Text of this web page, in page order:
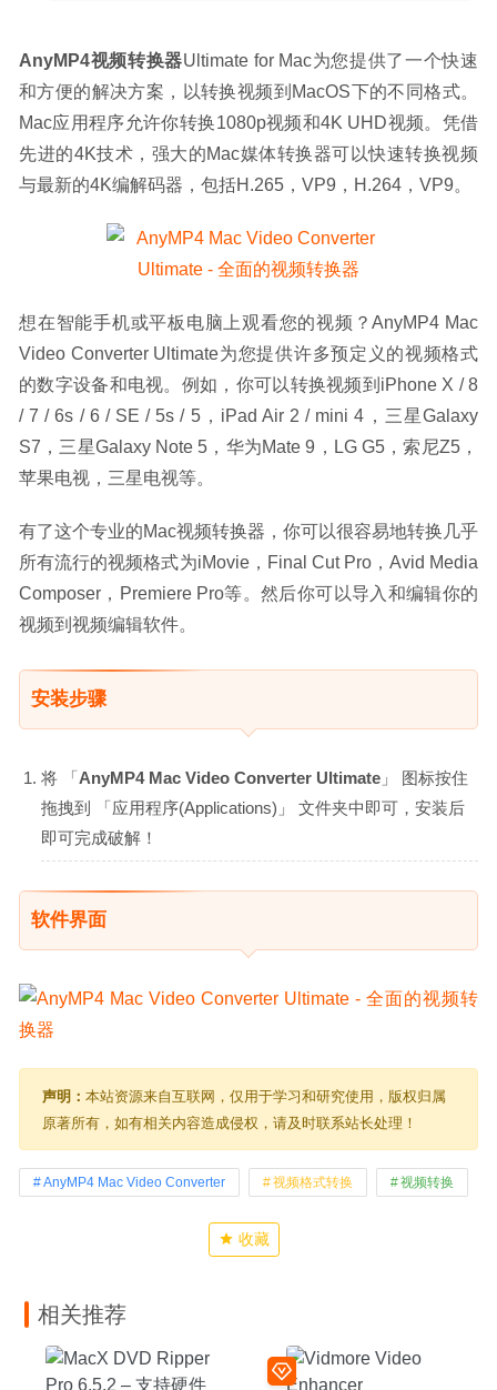
AnyMP4视频转换器Ultimate for Mac为您提供了一个快速
和方便的解决方案，以转换视频到MacOS下的不同格式。
Mac应用程序允许你转换1080p视频和4K UHD视频。凭借
先进的4K技术，强大的Mac媒体转换器可以快速转换视频
与最新的4K编解码器，包括H.265，VP9，H.264，VP9。
想在智能手机或平板电脑上观看您的视频？AnyMP4 Mac
Video Converter Ultimate为您提供许多预定义的视频格式
的数字设备和电视。例如，你可以转换视频到iPhone X / 8
/ 7 / 6s / 6 / SE / 5s / 5，iPad Air 2 / mini 4，三星Galaxy
S7，三星Galaxy Note 5，华为Mate 9，LG G5，索尼Z5，
苹果电视，三星电视等。
有了这个专业的Mac视频转换器，你可以很容易地转换几乎
所有流行的视频格式为iMovie，Final Cut Pro，Avid Media
Composer，Premiere Pro等。然后你可以导入和编辑你的
视频到视频编辑软件。
安装步骤
将 「AnyMP4 Mac Video Converter Ultimate 」 图标按住
拖拽到 「应用程序(Applications)」 文件夹中即可，安装后
即可完成破解！
软件界面
声明： 本站资源来自互联网，仅用于学习和研究使用，版权归属
原著所有，如有相关内容造成侵权，请及时联系站长处理！
AnyMP4 Mac Video Converter 视频格式转换 视频转换
收藏
相关推荐